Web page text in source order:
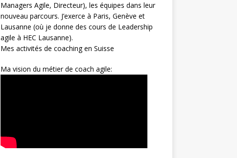
Managers Agile, Directeur), les équipes dans leur
nouveau parcours. J’exerce à Paris, Genève et
Lausanne (où je donne des cours de Leadership
agile à HEC Lausanne).
Mes activités de coaching en Suisse
Ma vision du métier de coach agile: